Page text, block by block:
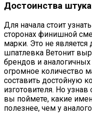
Достоинства
Для начала стоит
сторонах финишной
марки. Это не является
шпатлевка Ветонит
брендов и
огромное количество
составить достойную
изготовителя. Но
вы поймете, какие
полезнее, чем у